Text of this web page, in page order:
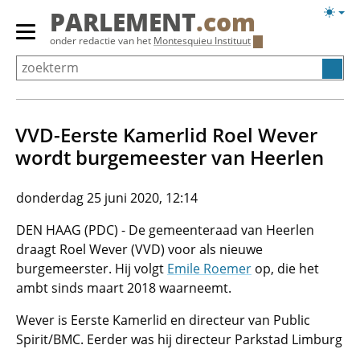
Overslaan
Primair
menu
tonen/verbergen
PARLEMENT.com
onder redactie van het Montesquieu Instituut
VVD-Eerste Kamerlid Roel Wever
wordt burgemeester van Heerlen
donderdag 25 juni 2020, 12:14
DEN HAAG (PDC) - De gemeenteraad van Heerlen
draagt Roel Wever (VVD) voor als nieuwe
burgemeerster. Hij volgt Emile Roemer op, die het
ambt sinds maart 2018 waarneemt.
Wever is Eerste Kamerlid en directeur van Public
Spirit/BMC. Eerder was hij directeur Parkstad Limburg